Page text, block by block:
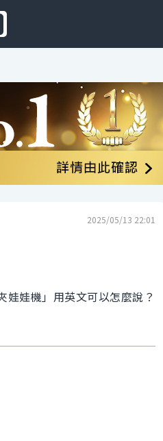
2025/05/13 22:01
娃機」用英文可以怎麼說？